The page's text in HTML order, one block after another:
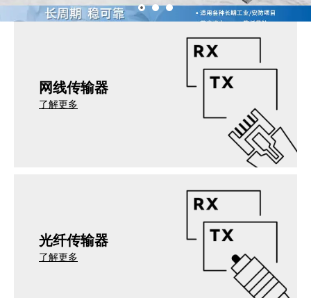
网线传输器
了解更多
光纤传输器
了解更多